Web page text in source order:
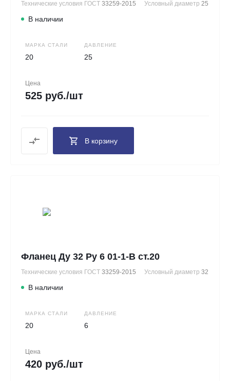
Технические условия ГОСТ 33259-2015 Условный диаметр 25
В наличии
МАРКА СТАЛИ
20
ДАВЛЕНИЕ
25
Цена
525 руб./шт
В корзину
Фланец Ду 32 Ру 6 01-1-В ст.20
Технические условия ГОСТ 33259-2015 Условный диаметр 32
В наличии
МАРКА СТАЛИ
20
ДАВЛЕНИЕ
6
Цена
420 руб./шт